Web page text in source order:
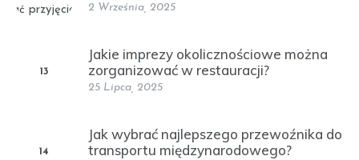
2 Września, 2025
13
Jakie imprezy okolicznościowe można
zorganizować w restauracji?
25 Lipca, 2025
14
Jak wybrać najlepszego przewoźnika do
transportu międzynarodowego?